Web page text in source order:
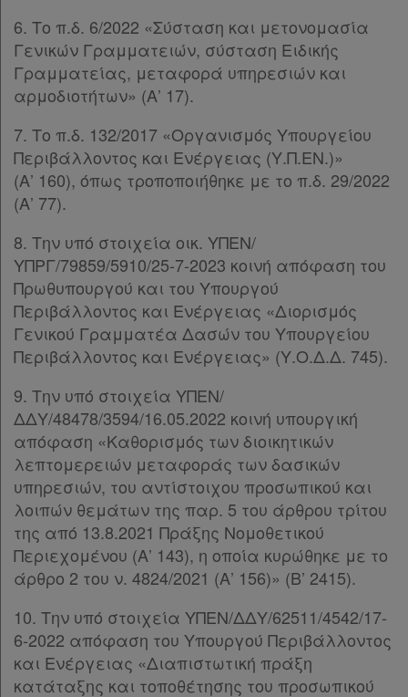
Νομολογία
Kodiko
Forum
Αναζήτηση
Κ.Α.Δ.
Διακρατικές
Συμφωνίες
Ελλάδας
Πληροφορίες
Εταιρεία
Επικοινωνία
Όροι
χρήσης
Πολιτική
απορρήτου
και
cookies
6. Το π.δ. 6/2022 «Σύσταση και μετονομασία
Γενικών Γραμματειών, σύσταση Ειδικής
Γραμματείας, μεταφορά υπηρεσιών και
αρμοδιοτήτων» (Α’ 17).
7. Το π.δ. 132/2017 «Οργανισμός Υπουργείου
Περιβάλλοντος και Ενέργειας (Υ.Π.ΕΝ.)»
(Α’ 160), όπως τροποποιήθηκε με το π.δ. 29/2022
(Α’ 77).
8. Την υπό στοιχεία οικ. ΥΠΕΝ/
ΥΠΡΓ/79859/5910/25-7-2023 κοινή απόφαση του
Πρωθυπουργού και του Υπουργού
Περιβάλλοντος και Ενέργειας «Διορισμός
Γενικού Γραμματέα Δασών του Υπουργείου
Περιβάλλοντος και Ενέργειας» (Υ.Ο.Δ.Δ. 745).
9. Την υπό στοιχεία ΥΠΕΝ/
ΔΔΥ/48478/3594/16.05.2022 κοινή υπουργική
απόφαση «Καθορισμός των διοικητικών
λεπτομερειών μεταφοράς των δασικών
υπηρεσιών, του αντίστοιχου προσωπικού και
λοιπών θεμάτων της παρ. 5 του άρθρου τρίτου
της από 13.8.2021 Πράξης Νομοθετικού
Περιεχομένου (Α’ 143), η οποία κυρώθηκε με το
άρθρο 2 του ν. 4824/2021 (Α’ 156)» (Β’ 2415).
10. Την υπό στοιχεία ΥΠΕΝ/ΔΔΥ/62511/4542/17-
6-2022 απόφαση του Υπουργού Περιβάλλοντος
και Ενέργειας «Διαπιστωτική πράξη
κατάταξης και τοποθέτησης του προσωπικού